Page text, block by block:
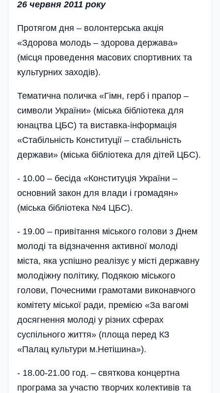
26 червня 2011 року
Протягом дня – волонтерська акція
«Здорова молодь – здорова держава»
(місця проведення масових спортивних та
культурних заходів).
Тематична поличка «Гімн, герб і прапор –
символи України» (міська бібліотека для
юнацтва ЦБС) та виставка-інформація
«Стабіль­ність Конституції – стабільність
держави» (міська бібліотека для дітей ЦБС).
- 10.00 – бесіда «Конституція України –
основний закон для влади і громадян»
(міська бібліотека №4 ЦБС).
- 19.00 – привітання міського голови з Днем
молоді та відзначення активної молоді
міста, яка успішно реалізує у місті державну
молодіжну політику, Подякою міського
голови, Почесними грамотами виконавчого
комітету міської ради, премією «За вагомі
досягнення молоді у різних сферах
суспільного життя» (площа перед КЗ
«Палац культури м.Нетішина»).
- 18.00-21.00 год. – святкова концертна
програма за участю творчих колективів та